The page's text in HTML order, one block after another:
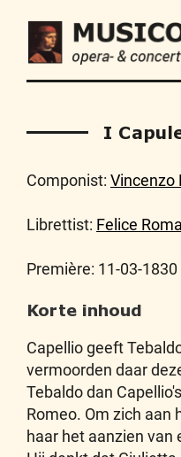
I
Componist: Vincenzo
Librettist: Felice
Première: 11-03-
Korte inhoud
Capellio geeft
vermoorden daar
Tebaldo dan
Romeo. Om zich aan
haar het aanzien van